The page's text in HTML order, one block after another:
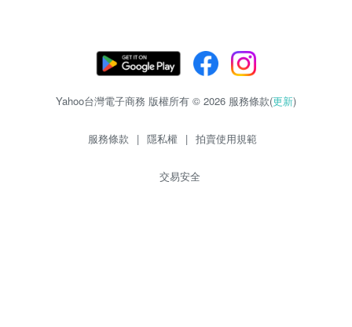
Yahoo台灣電子商務 版權所有 © 2026 服務條款(更新)
服務條款 | 隱私權 | 拍賣使用規範
交易安全